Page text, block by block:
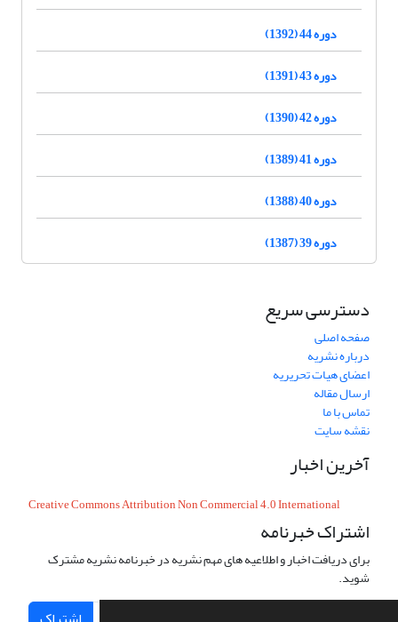
دوره 44 (1392)
دوره 43 (1391)
دوره 42 (1390)
دوره 41 (1389)
دوره 40 (1388)
دوره 39 (1387)
دسترسی سریع
صفحه اصلی
درباره نشریه
اعضای هیات تحریریه
ارسال مقاله
تماس با ما
نقشه سایت
آخرین اخبار
Creative Commons Attribution Non Commercial 4.0 International
اشتراک خبرنامه
برای دریافت اخبار و اطلاعیه های مهم نشریه در خبرنامه نشریه مشترک
شوید.